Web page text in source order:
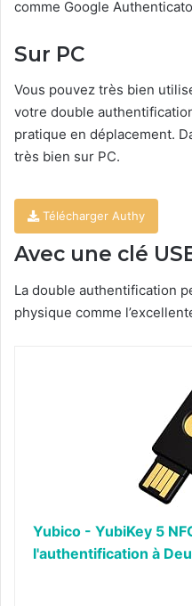
comme Google
Sur PC
Vous pouvez très bien
votre double
pratique en déplacement.
très bien sur PC.
Télécharger Authy
Avec une clé
La double authentification
physique comme
Yubico - YubiKey 5
l'authentification à